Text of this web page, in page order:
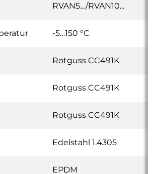
RVAN5.../RVAN10...
-5…150 °C
Rotguss CC491K
Rotguss CC491K
Rotguss CC491K
Edelstahl 1.4305
EPDM